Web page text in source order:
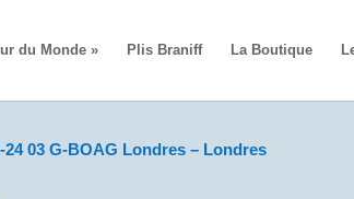
du Monde » Plis Braniff La Boutique
24 03 G-BOAG Londres – Londres